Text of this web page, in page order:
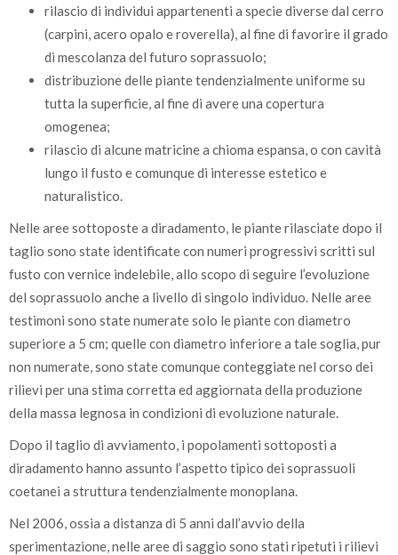
rilascio di individui appartenenti a specie diverse dal cerro
(carpini, acero opalo e roverella), al fine di favorire il grado
di mescolanza del futuro soprassuolo;
distribuzione delle piante tendenzialmente uniforme su
tutta la superficie, al fine di avere una copertura
omogenea;
rilascio di alcune matricine a chioma espansa, o con cavità
lungo il fusto e comunque di interesse estetico e
naturalistico.
Nelle aree sottoposte a diradamento, le piante rilasciate dopo il
taglio sono state identificate con numeri progressivi scritti sul
fusto con vernice indelebile, allo scopo di seguire l’evoluzione
del soprassuolo anche a livello di singolo individuo. Nelle aree
testimoni sono state numerate solo le piante con diametro
superiore a 5 cm; quelle con diametro inferiore a tale soglia, pur
non numerate, sono state comunque conteggiate nel corso dei
rilievi per una stima corretta ed aggiornata della produzione
della massa legnosa in condizioni di evoluzione naturale.
Dopo il taglio di avviamento, i popolamenti sottoposti a
diradamento hanno assunto l’aspetto tipico dei soprassuoli
coetanei a struttura tendenzialmente monoplana.
Nel 2006, ossia a distanza di 5 anni dall’avvio della
sperimentazione, nelle aree di saggio sono stati ripetuti i rilievi